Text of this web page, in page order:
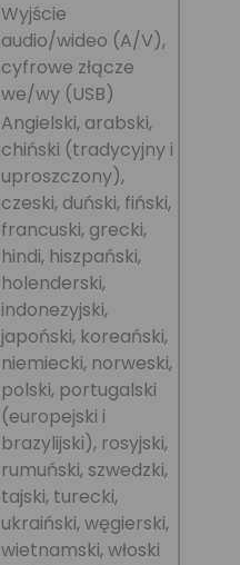
Wyjście
audio/wideo (A/V),
cyfrowe złącze
we/wy (USB)
Angielski, arabski,
chiński (tradycyjny i
uproszczony),
czeski, duński, fiński,
francuski, grecki,
hindi, hiszpański,
holenderski,
indonezyjski,
japoński, koreański,
niemiecki, norweski,
polski, portugalski
(europejski i
brazylijski), rosyjski,
rumuński, szwedzki,
tajski, turecki,
ukraiński, węgierski,
wietnamski, włoski